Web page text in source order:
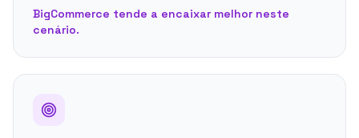
BigCommerce tende a encaixar melhor neste
cenário.